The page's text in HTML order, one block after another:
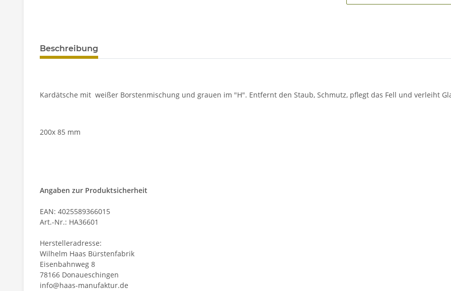
Beschreibung
Kardätsche mit weißer Borstenmischung und grauen im "H". Entfernt den Staub, Schmutz, pflegt das Fell und verleiht
200x 85 mm
Angaben zur Produktsicherheit
EAN: 4025589366015
Art.-Nr.: HA36601
Herstelleradresse:
Wilhelm Haas Bürstenfabrik
Eisenbahnweg 8
78166 Donaueschingen
info@haas-manufaktur.de